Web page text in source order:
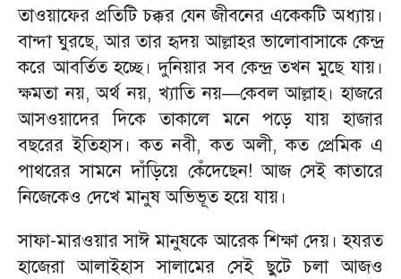
​তাওয়াফের প্রতিটি চক্কর যেন জীবনের একেকটি অধ্যায়।
বান্দা ঘুরছে, আর তার হৃদয় আল্লাহর ভালোবাসাকে কেন্দ্র
করে আবর্তিত হচ্ছে। দুনিয়ার সব কেন্দ্র তখন মুছে যায়।
ক্ষমতা নয়, অর্থ নয়, খ্যাতি নয়—কেবল আল্লাহ। হাজরে
আসওয়াদের দিকে তাকালে মনে পড়ে যায় হাজার
বছরের ইতিহাস। কত নবী, কত অলী, কত প্রেমিক এ
পাথরের সামনে দাঁড়িয়ে কেঁদেছেন! আজ সেই কাতারে
নিজেকেও দেখে মানুষ অভিভূত হয়ে যায়।
​সাফা-মারওয়ার সাঈ মানুষকে আরেক শিক্ষা দেয়। হযরত
হাজেরা আলাইহাস সালামের সেই ছুটে চলা আজও